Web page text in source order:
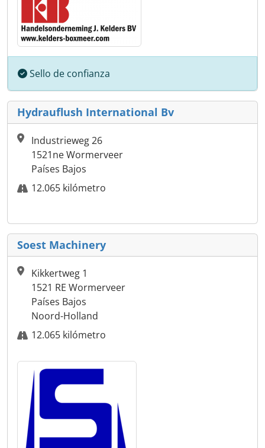
Sello de confianza
Hydrauflush International Bv
Industrieweg 26
1521ne Wormerveer
Países Bajos
12.065 kilómetro
Soest Machinery
Kikkertweg 1
1521 RE Wormerveer
Países Bajos
Noord-Holland
12.065 kilómetro